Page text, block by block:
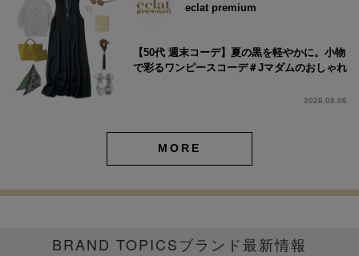
eclat premium
【50代 週末コーデ】夏の黒を軽やかに。小物
で彩るワンピースコーデ＃Jマダムのおしゃれ
2026.08.06
MORE
BRAND TOPICSブランド最新情報